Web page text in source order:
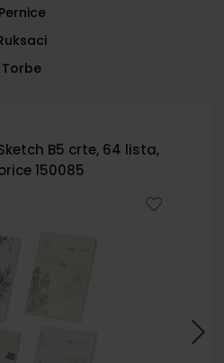
Pernice
Torbe
B5 crte, 64 lista,
150085